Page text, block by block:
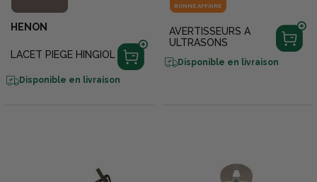
HENON
LACET PIEGE HINGIOL
Disponible en livraison
BONNE AFFAIRE
AVERTISSEURS A
ULTRASONS
Disponible en livraison